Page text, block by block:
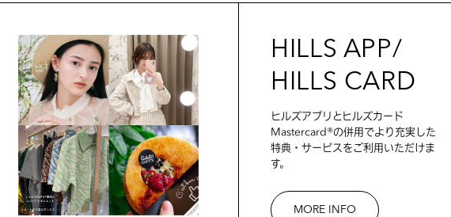
HILLS APP/
HILLS CARD
ヒルズアプリとヒルズカード
Mastercard®の併用でより充実した
特典・サービスをご利用いただけま
す。
MORE INFO